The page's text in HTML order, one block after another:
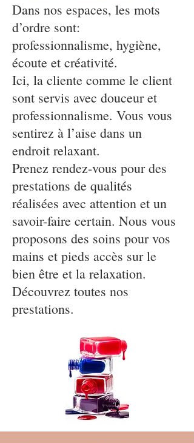
Dans nos espaces, les mots
d’ordre sont:
professionnalisme, hygiène,
écoute et créativité.
Ici, la cliente comme le client
sont servis avec douceur et
professionnalisme. Vous vous
sentirez à l’aise dans un
endroit relaxant.
Prenez rendez-vous pour des
prestations de qualités
réalisées avec attention et un
savoir-faire certain. Nous vous
proposons des soins pour vos
mains et pieds accès sur le
bien être et la relaxation.
Découvrez toutes nos
prestations.